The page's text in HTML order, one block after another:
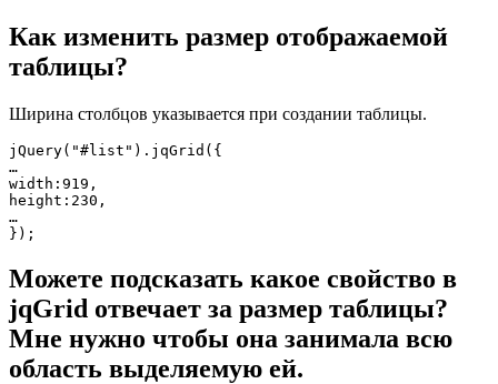
Как изменить размер отображаемой
таблицы?
Ширина столбцов указывается при создании таблицы.
jQuery("#list").jqGrid({
…
width:919,
height:230,
…
});
Можете подсказать какое свойство в
jqGrid отвечает за размер таблицы?
Мне нужно чтобы она занимала всю
область выделяемую ей.